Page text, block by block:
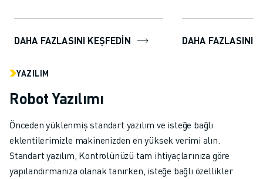
DAHA FAZLASINI KEŞFEDIN
bileşen...
DAHA FAZLASINI
YAZILIM
Robot Yazılımı
Önceden yüklenmiş standart yazılım ve isteğe bağlı
eklentilerimizle makinenizden en yüksek verimi alın.
Standart yazılım, Kontrolünüzü tam ihtiyaçlarınıza göre
yapılandırmanıza olanak tanırken, isteğe bağlı özellikler